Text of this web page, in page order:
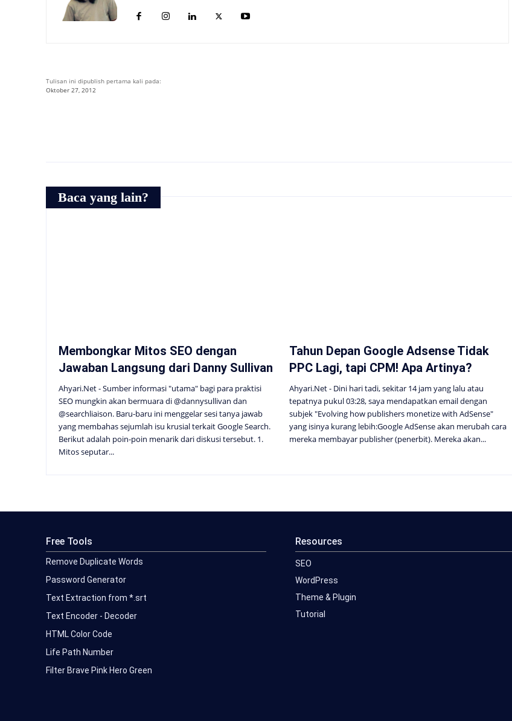
Tulisan ini dipublish pertama kali pada:
Oktober 27, 2012
Baca yang lain?
Membongkar Mitos SEO dengan
Jawaban Langsung dari Danny Sullivan
Ahyari.Net - Sumber informasi "utama" bagi para praktisi
SEO mungkin akan bermuara di @dannysullivan dan
@searchliaison. Baru-baru ini menggelar sesi tanya jawab
yang membahas sejumlah isu krusial terkait Google Search.
Berikut adalah poin-poin menarik dari diskusi tersebut. 1.
Mitos seputar...
Tahun Depan Google Adsense Tidak
PPC Lagi, tapi CPM! Apa Artinya?
Ahyari.Net - Dini hari tadi, sekitar 14 jam yang lalu atau
tepatnya pukul 03:28, saya mendapatkan email dengan
subjek "Evolving how publishers monetize with AdSense"
yang isinya kurang lebih:Google AdSense akan merubah cara
mereka membayar publisher (penerbit). Mereka akan...
Free Tools
Remove Duplicate Words
Password Generator
Text Extraction from *.srt
Text Encoder - Decoder
HTML Color Code
Life Path Number
Filter Brave Pink Hero Green
Resources
SEO
WordPress
Theme & Plugin
Tutorial